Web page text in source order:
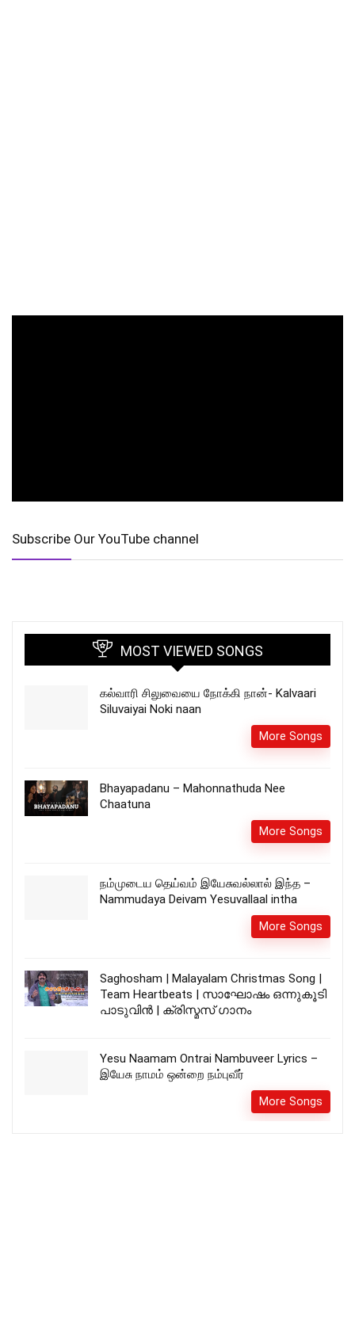
Subscribe Our YouTube channel
MOST VIEWED SONGS
கல்வாரி சிலுவையை நோக்கி நான்- Kalvaari
Siluvaiyai Noki naan
More Songs
Bhayapadanu – Mahonnathuda Nee
Chaatuna
More Songs
நம்முடைய தெய்வம் இயேசுவல்லால் இந்த –
Nammudaya Deivam Yesuvallaal intha
More Songs
Saghosham | Malayalam Christmas Song |
Team Heartbeats | സാഘോഷം ഒന്നുകൂടി
പാടുവിൻ | ക്രിസ്മസ് ഗാനം
Yesu Naamam Ontrai Nambuveer Lyrics –
இயேசு நாமம் ஒன்றை நம்புவீர்
More Songs